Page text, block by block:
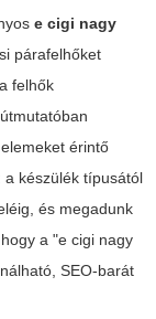
e cigi nagy
párafelhőket
felhők
érintő
készülék típusától
és megadunk
a "e cigi nagy
SEO-barát